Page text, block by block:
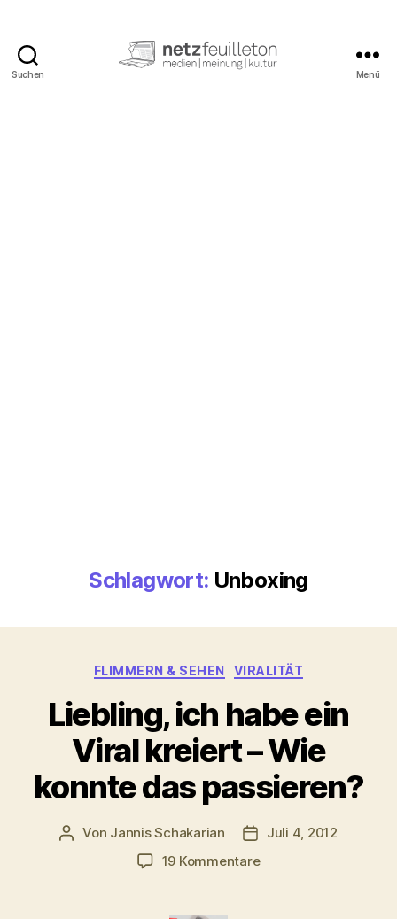
Suchen Menü
Schlagwort: Unboxing
Kategorien
FLIMMERN & SEHEN VIRALITÄT
Liebling, ich habe ein
Viral kreiert – Wie
konnte das passieren?
Beitragsautor
Von Jannis Schakarian
Juli 4, 2012
19 Kommentarezu